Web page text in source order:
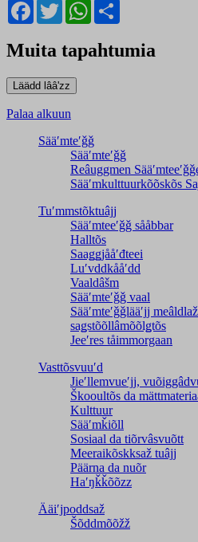
Facebook
TwitterWhatsApp
Muita tapahtumia
Palaa alkuun
Sääʹmteʹǧǧ
Sääʹmteʹǧǧ
Reâuggmen
Sääʹmkulttuurkõõskõs
Tuʹmmstõktuâjj
Sääʹmteeʹǧǧ sååbbar
Halltõs
Saaǥǥjååʹđteei
Luʹvddkååʹdd
Vaaldâšm
Sääʹmteʹǧǧ vaal
Sääʹmteʹǧǧlääʹjj
saǥstõõllâmõõlǥtõs
Jeeʹres tåimmorgaan
Vasttõsvuuʹd
Jieʹllemvueʹjj,
Škooultõs da
Kulttuur
Sääʹmǩiõll
Sosiaal da tiõrvâsvuõtt
Meeraikõskksaž tuâjj
Päärna da nuõr
Haʹŋǩǩõõzz
Ääiʹjpoddsaž
Šõddmõõžž